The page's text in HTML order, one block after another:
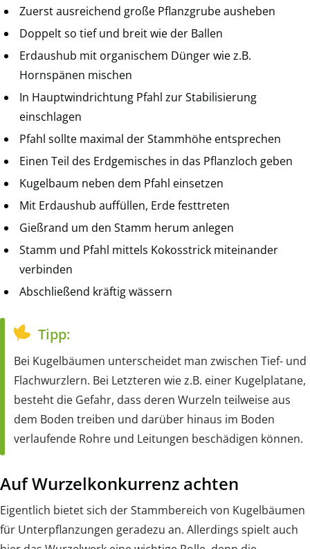
Zuerst ausreichend große Pflanzgrube ausheben
Doppelt so tief und breit wie der Ballen
Erdaushub mit organischem Dünger wie z.B.
Hornspänen mischen
In Hauptwindrichtung Pfahl zur Stabilisierung
einschlagen
Pfahl sollte maximal der Stammhöhe entsprechen
Einen Teil des Erdgemisches in das Pflanzloch geben
Kugelbaum neben dem Pfahl einsetzen
Mit Erdaushub auffüllen, Erde festtreten
Gießrand um den Stamm herum anlegen
Stamm und Pfahl mittels Kokosstrick miteinander
verbinden
Abschließend kräftig wässern
Tipp:
Bei Kugelbäumen unterscheidet man zwischen Tief- und
Flachwurzlern. Bei Letzteren wie z.B. einer Kugelplatane,
besteht die Gefahr, dass deren Wurzeln teilweise aus
dem Boden treiben und darüber hinaus im Boden
verlaufende Rohre und Leitungen beschädigen können.
Auf Wurzelkonkurrenz achten
Eigentlich bietet sich der Stammbereich von Kugelbäumen
für Unterpflanzungen geradezu an. Allerdings spielt auch